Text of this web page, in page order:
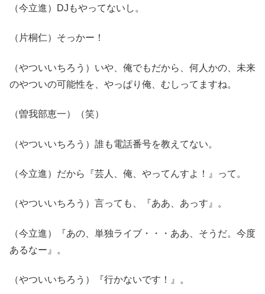
（今立進）DJもやってないし。
（片桐仁）そっかー！
（やついいちろう）いや、俺でもだから、何人かの、未来
のやついの可能性を、やっぱり俺、むしってますね。
（曽我部恵一）（笑）
（やついいちろう）誰も電話番号を教えてない。
（今立進）だから『芸人、俺、やってんすよ！』って。
（やついいちろう）言っても、『ああ、あっす』。
（今立進）『あの、単独ライブ・・・ああ、そうだ。今度
あるなー』。
（やついいちろう）『行かないです！』。